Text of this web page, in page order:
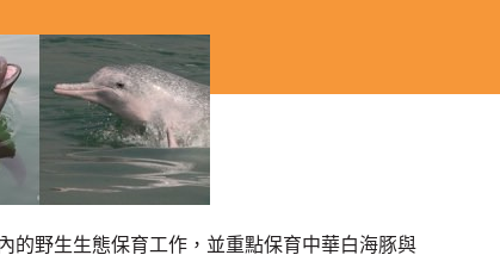
的野生生態保育工作，並重點保育中華白海豚與